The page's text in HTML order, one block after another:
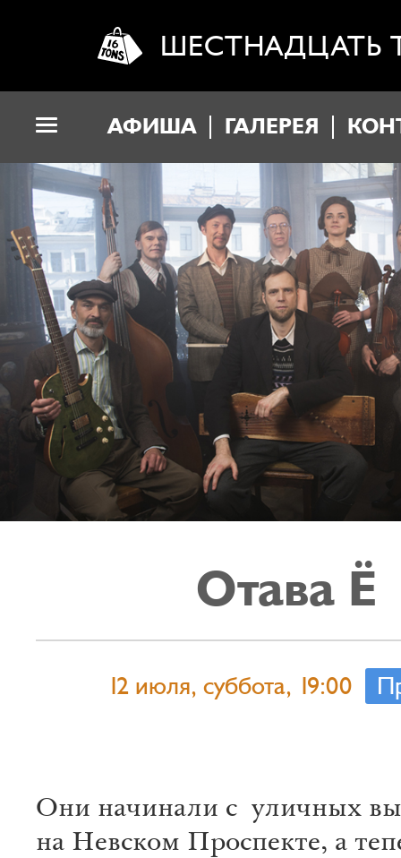
ШЕСТНАДЦАТЬ
АФИША ГАЛЕРЕЯ
Отава Ё
12 июля, суббота, 19:00
Они начинали с уличных
на Невском Проспекте, а